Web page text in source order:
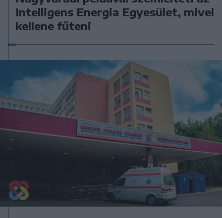
Intelligens Energia Egyesület, mivel
kellene fűteni